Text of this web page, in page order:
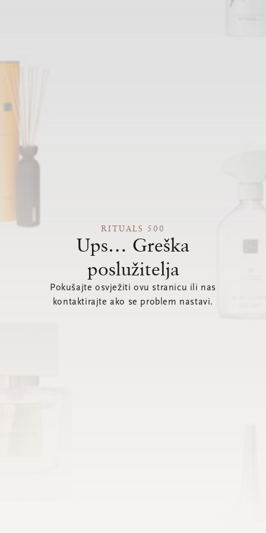
RITUALS 500
Ups… Greška
poslužitelja
Pokušajte osvježiti ovu stranicu ili nas
kontaktirajte ako se problem nastavi.